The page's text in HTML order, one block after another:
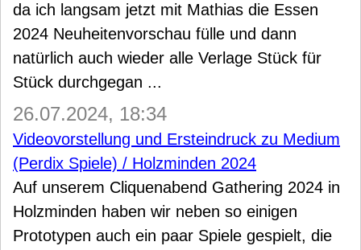
da ich langsam jetzt mit Mathias die Essen
2024 Neuheitenvorschau fülle und dann
natürlich auch wieder alle Verlage Stück für
Stück durchgegan ...
26.07.2024, 18:34
Videovorstellung und Ersteindruck zu Medium
(Perdix Spiele) / Holzminden 2024
Auf unserem Cliquenabend Gathering 2024 in
Holzminden haben wir neben so einigen
Prototypen auch ein paar Spiele gespielt, die